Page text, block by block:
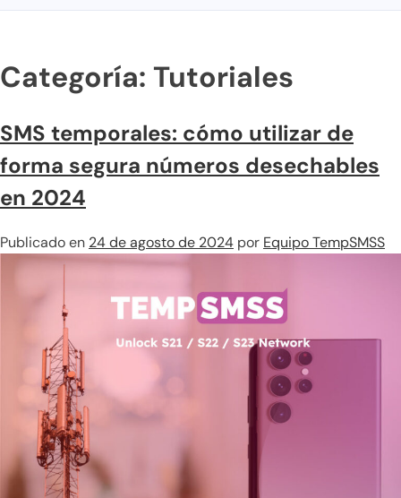
Categoría: Tutoriales
SMS temporales: cómo utilizar de
forma segura números desechables
en 2024
Publicado en 24 de agosto de 2024 por Equipo TempSMSS